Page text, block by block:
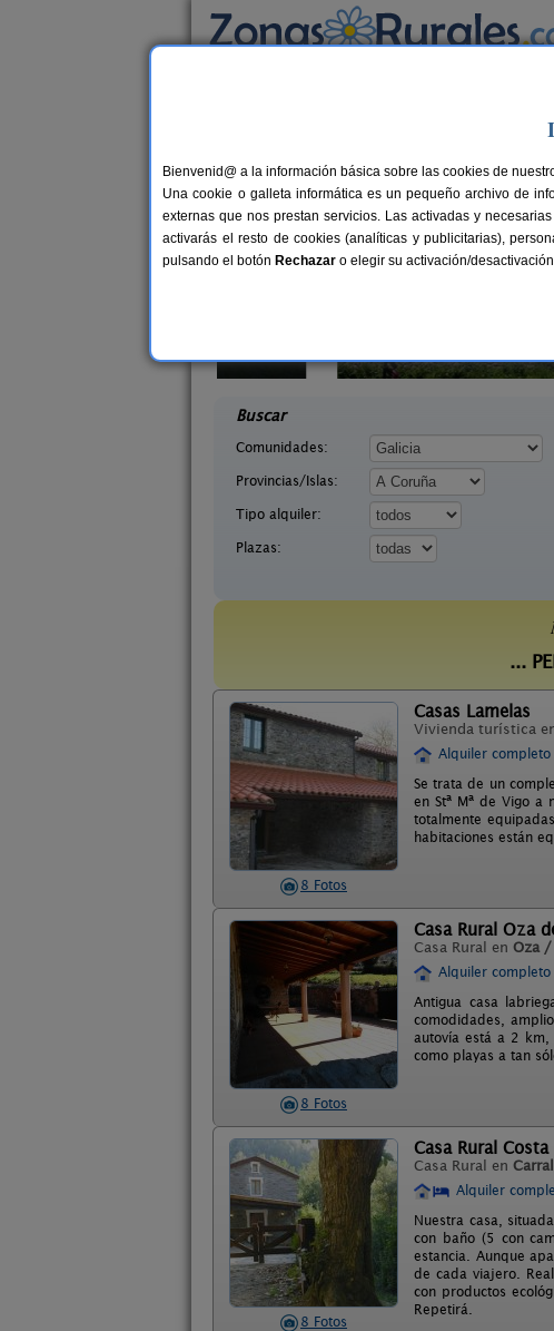
Casas Rurales cerca de
27 €
Buscar
Comunidades:
Provincias/Islas:
Tipo alquiler:
Plazas:
...
8 Fotos
Casas Lamelas
Vivienda turística
Alquiler completo
Se trata de un
en Stª Mª de Vigo a
totalmente
habitaciones están
8 Fotos
Casa Rural Oza
Casa Rural en Oza /
Alquiler completo
Antigua casa
comodidades,
autovía está a 2 km,
como playas a tan
8 Fotos
Casa Rural Costa
Casa Rural en Carral
Alquiler
Nuestra casa,
con baño (5 con
estancia. Aunque
de cada viajero.
con productos
Repetirá.
Bienvenid@ a la información básica sobre las cookies de
Una cookie o galleta informática es un pequeño archivo de
externas que nos prestan servicios. Las activadas y
activarás el resto de cookies (analíticas y publicitarias),
pulsando el botón Rechazar o elegir su activación/